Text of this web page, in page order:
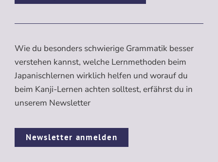
Wie du besonders schwierige Grammatik besser
verstehen kannst, welche Lernmethoden beim
Japanischlernen wirklich helfen und worauf du
beim Kanji-Lernen achten solltest, erfährst du in
unserem Newsletter
Newsletter anmelden